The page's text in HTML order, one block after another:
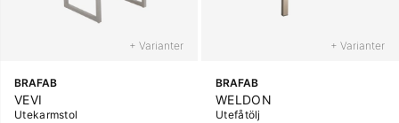
+ Varianter
BRAFAB
VEVI
Utekarmstol
+ Varianter
BRAFAB
WELDON
Utefåtölj